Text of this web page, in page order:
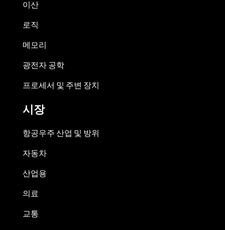
이산
로직
메모리
광전자 공학
프로세서 및 주변 장치
시장
항공우주 산업 및 방위
자동차
산업용
의료
교통